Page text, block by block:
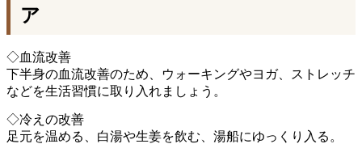
ア
◇血流改善
下半身の血流改善のため、ウォーキングやヨガ、ストレッチ
などを生活習慣に取り入れましょう。
◇冷えの改善
足元を温める、白湯や生姜を飲む、湯船にゆっくり入る。